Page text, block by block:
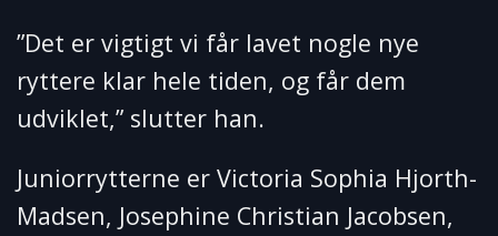
”Det er vigtigt vi får lavet nogle nye
ryttere klar hele tiden, og får dem
udviklet,” slutter han.
Juniorrytterne er Victoria Sophia Hjorth-
Madsen, Josephine Christian Jacobsen,